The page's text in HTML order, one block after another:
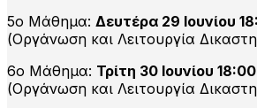
5ο Μάθημα: Δευτέρα 29 Ιουνίου
(Οργάνωση και Λειτουργία
6ο Μάθημα: Τρίτη 30 Ιουνίου
(Οργάνωση και Λειτουργία